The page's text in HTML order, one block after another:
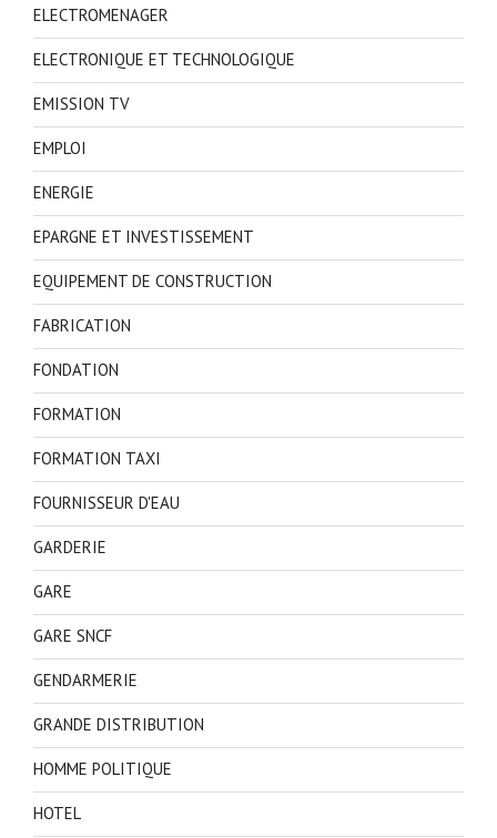
ELECTROMENAGER
ELECTRONIQUE ET TECHNOLOGIQUE
EMISSION TV
EMPLOI
ENERGIE
EPARGNE ET INVESTISSEMENT
EQUIPEMENT DE CONSTRUCTION
FABRICATION
FONDATION
FORMATION
FORMATION TAXI
FOURNISSEUR D'EAU
GARDERIE
GARE
GARE SNCF
GENDARMERIE
GRANDE DISTRIBUTION
HOMME POLITIQUE
HOTEL